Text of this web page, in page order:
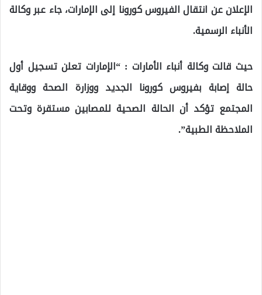
الإعلان عن انتقال الفيروس كورونا إلى الإمارات، جاء عبر وكالة
الأنباء الرسمية.
حيث قالت وكالة أنباء الأمارات : “الإمارات تعلن تسجيل أول
حالة إصابة بفيروس كورونا الجديد ووزارة الصحة ووقاية
المجتمع تؤكد أن الحالة الصحية للمصابين مستقرة وتحت
الملاحظة الطبية”.